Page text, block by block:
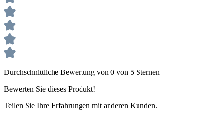
Durchschnittliche Bewertung von 0 von 5 Sternen
Bewerten Sie dieses Produkt!
Teilen Sie Ihre Erfahrungen mit anderen Kunden.